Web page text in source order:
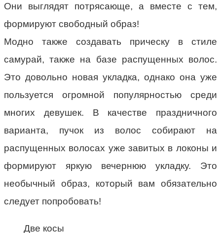
Они выглядят потрясающе, а вместе с тем,
формируют свободный образ!
Модно также создавать прическу в стиле
самурай, также на базе распущенных волос.
Это довольно новая укладка, однако она уже
пользуется огромной популярностью среди
многих девушек. В качестве праздничного
варианта, пучок из волос собирают на
распущенных волосах уже завитых в локоны и
формируют яркую вечернюю укладку. Это
необычный образ, который вам обязательно
следует попробовать!
Две косы